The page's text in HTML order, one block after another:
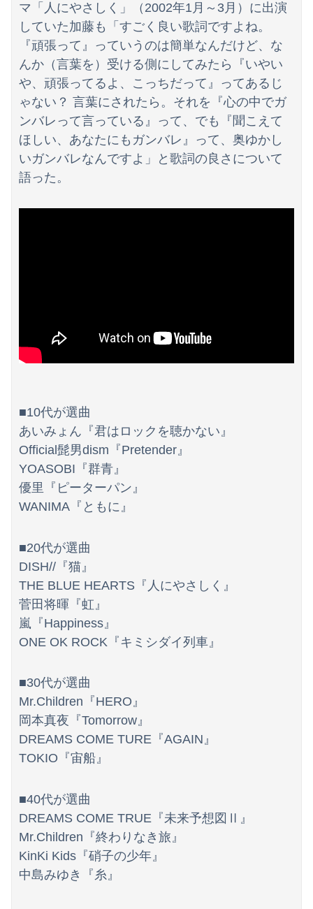
Powered by livedoor 相互RSS
マ「人にやさしく」（2002年1月～3月）に出演
していた加藤も「すごく良い歌詞ですよね。
『頑張って』っていうのは簡単なんだけど、な
んか（言葉を）受ける側にしてみたら『いやい
や、頑張ってるよ、こっちだって』ってあるじ
ゃない？ 言葉にされたら。それを『心の中でガ
ンバレって言っている』って、でも『聞こえて
ほしい、あなたにもガンバレ』って、奥ゆかし
いガンバレなんですよ」と歌詞の良さについて
語った。
■10代が選曲
あいみょん『君はロックを聴かない』
Official髭男dism『Pretender』
YOASOBI『群青』
優里『ピーターパン』
WANIMA『ともに』
■20代が選曲
DISH//『猫』
THE BLUE HEARTS『人にやさしく』
菅田将暉『虹』
嵐『Happiness』
ONE OK ROCK『キミシダイ列車』
■30代が選曲
Mr.Children『HERO』
岡本真夜『Tomorrow』
DREAMS COME TURE『AGAIN』
TOKIO『宙船』
■40代が選曲
DREAMS COME TRUE『未来予想図Ⅱ』
Mr.Children『終わりなき旅』
KinKi Kids『硝子の少年』
中島みゆき『糸』